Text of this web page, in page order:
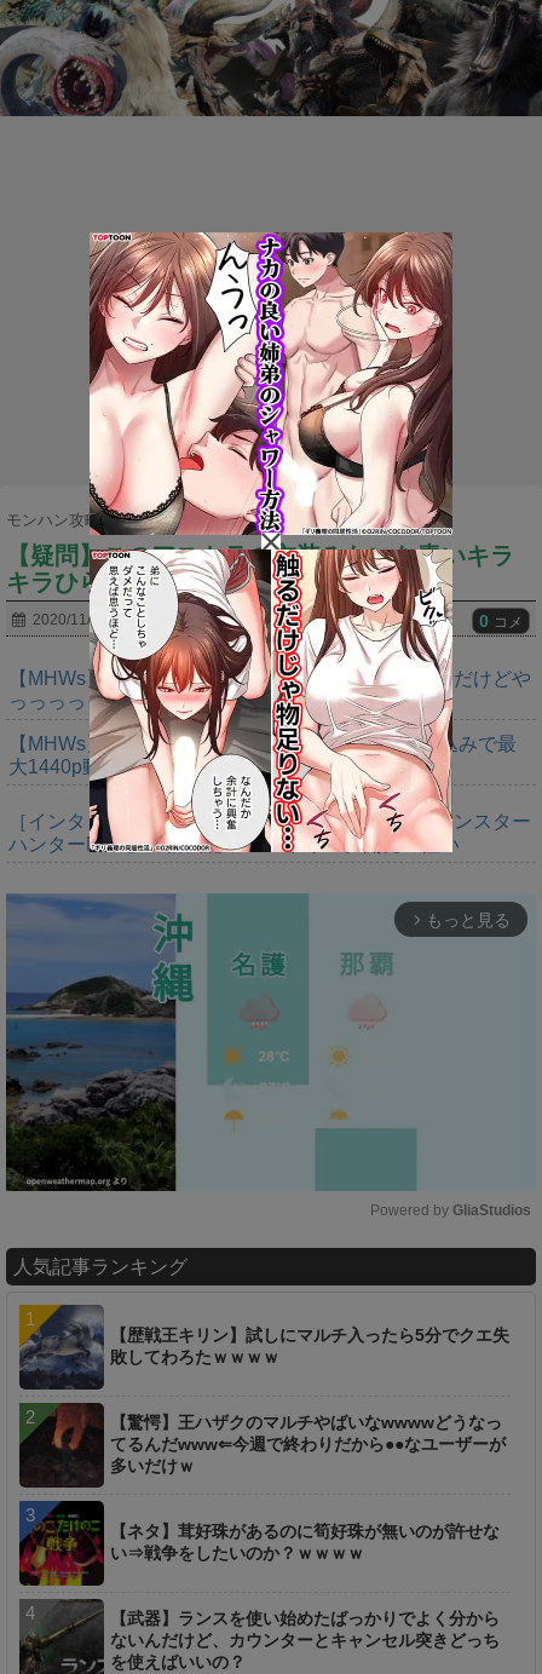
モンハン攻略まとめ隊 >ネタ・雑談 >
【疑問】このアストラの衣装みたいな青いキラ
キラひらひらしたものは何なんだ？？
2020/11/21 0 コメ
【MHWs】ゴールドエディションの値段今知ったんだけどや
っっっっっっすwwwww
【MHWs】「Switch2版モンハンワイルズはDLSS込みで最
大1440p動作」
［インタビュー］距離を超えて，一緒に狩る。「モンスター
ハンターNow」の新機能 フレンドリンク開発の狙い
arrow_forward_ios もっと見る
u
e
Powered by GliaStudios
人気記事ランキング
【歴戦王キリン】試しにマルチ入ったら5分でクエ失
敗してわろたｗｗｗｗ
【驚愕】王ハザクのマルチやばいなwwwwどうなっ
てるんだwww⇐今週で終わりだから●●なユーザーが
多いだけｗ
【ネタ】茸好珠があるのに筍好珠が無いのが許せな
い⇒戦争をしたいのか？ｗｗｗｗ
【武器】ランスを使い始めたばっかりでよく分から
ないんだけど、カウンターとキャンセル突きどっち
を使えばいいの？